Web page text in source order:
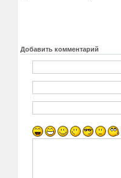
Добавить комментарий